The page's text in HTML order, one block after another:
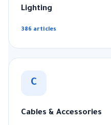
Lighting
386 articles
C
Cables & Accessories